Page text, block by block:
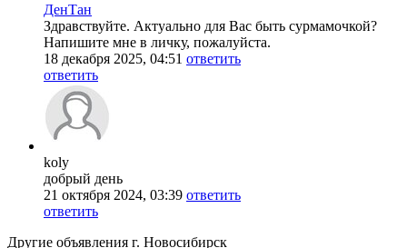
ДенТан
Здравствуйте. Актуально для Вас быть сурмамочкой?
Напишите мне в личку, пожалуйста.
18 декабря 2025, 04:51 ответить
ответить
koly
добрый день
21 октября 2024, 03:39 ответить
ответить
Другие объявления г. Новосибирск